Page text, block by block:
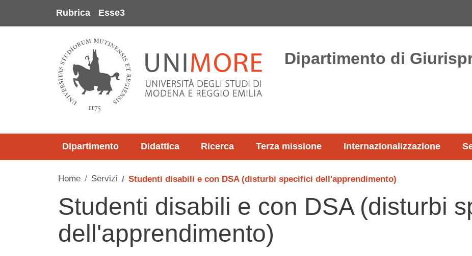
Rubrica Esse3
Dipartimento di
Dipartimento Didattica Ricerca Terza missione Internazionalizzazione
Home Servizi Studenti disabili e con DSA (disturbi specifici dell'apprendimento)
Studenti disabili e con DSA (disturbi
dell'apprendimento)